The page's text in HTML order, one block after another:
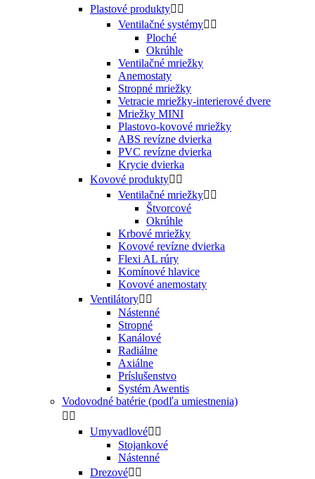
Plastové produkty 
Ventilačné systémy 
Ploché
Okrúhle
Ventilačné mriežky
Anemostaty
Stropné mriežky
Vetracie mriežky-interierové dvere
Mriežky MINI
Plastovo-kovové mriežky
ABS revízne dvierka
PVC revízne dvierka
Krycie dvierka
Kovové produkty 
Ventilačné mriežky 
Štvorcové
Okrúhle
Krbové mriežky
Kovové revízne dvierka
Flexi AL rúry
Komínové hlavice
Kovové anemostaty
Ventilátory 
Nástenné
Stropné
Kanálové
Radiálne
Axiálne
Príslušenstvo
Systém Awentis
Vodovodné batérie (podľa umiestnenia)
 
Umyvadlové 
Stojankové
Nástenné
Drezové 